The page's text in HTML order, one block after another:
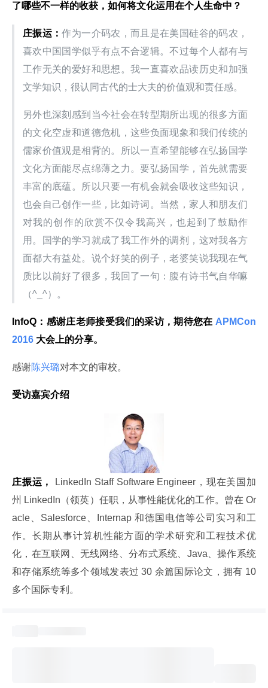
了哪些不一样的收获，如何将文化运用在个人生命中？
庄振运：作为一介码农，而且是在美国硅谷的码农，
喜欢中国国学似乎有点不合逻辑。不过每个人都有与
工作无关的爱好和思想。我一直喜欢品读历史和加强
文学知识，很认同古代的士大夫的价值观和责任感。
另外也深刻感到当今社会在转型期所出现的很多方面
的文化空虚和道德危机，这些负面现象和我们传统的
儒家价值观是相背的。所以一直希望能够在弘扬国学
文化方面能尽点绵薄之力。要弘扬国学，首先就需要
丰富的底蕴。所以只要一有机会就会吸收这些知识，
也会自己创作一些，比如诗词。当然，家人和朋友们
对我的创作的欣赏不仅令我高兴，也起到了鼓励作
用。国学的学习就成了我工作外的调剂，这对我各方
面都大有益处。说个好笑的例子，老婆笑说我现在气
质比以前好了很多，我回了一句：腹有诗书气自华嘛
（^_^）。
InfoQ：感谢庄老师接受我们的采访，期待您在 APMCon
2016 大会上的分享。
感谢陈兴璐对本文的审校。
受访嘉宾介绍
庄振运，
LinkedIn Staff Software Engineer，现在美国加
州 LinkedIn（领英）任职，从事性能优化的工作。曾在 Or
acle、Salesforce、Internap 和德国电信等公司实习和工
作。长期从事计算机性能方面的学术研究和工程技术优
化，在互联网、无线网络、分布式系统、Java、操作系统
和存储系统等多个领域发表过 30 余篇国际论文，拥有 10
多个国际专利。